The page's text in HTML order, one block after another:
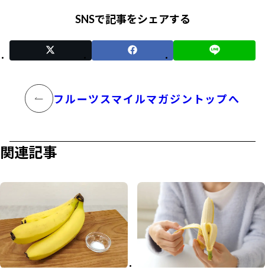
#おやこでつくろう！スマイルおやつ #ディッパーズ
SNSで記事をシェアする
フルーツスマイルマガジントップへ
関連記事